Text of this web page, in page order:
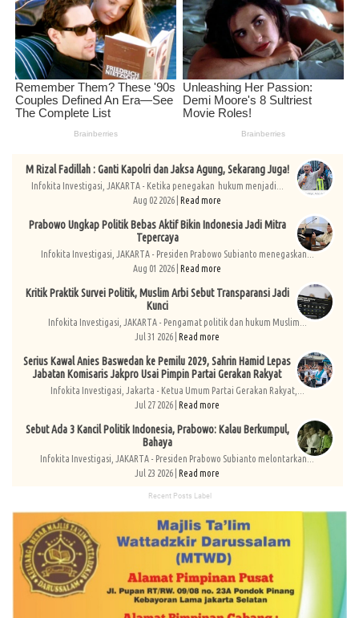
M Rizal Fadillah : Ganti Kapolri dan Jaksa Agung, Sekarang Juga!
Infokita Investigasi, JAKARTA - Ketika penegakan hukum menjadi...
Aug 02 2026 | Read more
Prabowo Ungkap Politik Bebas Aktif Bikin Indonesia Jadi Mitra
Tepercaya
Infokita Investigasi, JAKARTA - Presiden Prabowo Subianto menegaskan...
Aug 01 2026 | Read more
Kritik Praktik Survei Politik, Muslim Arbi Sebut Transparansi Jadi
Kunci
Infokita Investigasi, JAKARTA - Pengamat politik dan hukum Muslim...
Jul 31 2026 | Read more
Serius Kawal Anies Baswedan ke Pemilu 2029, Sahrin Hamid Lepas
Jabatan Komisaris Jakpro Usai Pimpin Partai Gerakan Rakyat
Infokita Investigasi, Jakarta - Ketua Umum Partai Gerakan Rakyat,...
Jul 27 2026 | Read more
Sebut Ada 3 Kancil Politik Indonesia, Prabowo: Kalau Berkumpul,
Bahaya
Infokita Investigasi, JAKARTA - Presiden Prabowo Subianto melontarkan...
Jul 23 2026 | Read more
Recent Posts Label